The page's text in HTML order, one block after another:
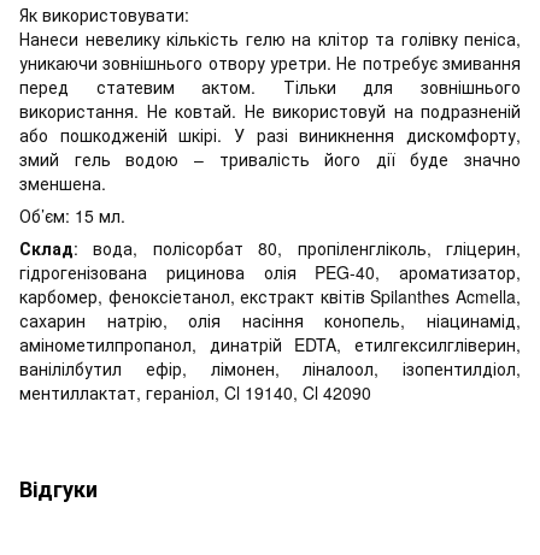
Як використовувати:
Нанеси невелику кількість гелю на клітор та голівку пеніса,
уникаючи зовнішнього отвору уретри. Не потребує змивання
перед статевим актом. Тільки для зовнішнього
використання. Не ковтай. Не використовуй на подразненій
або пошкодженій шкірі. У разі виникнення дискомфорту,
змий гель водою – тривалість його дії буде значно
зменшена.
Об’єм: 15 мл.
Склад: вода, полісорбат 80, пропіленгліколь, гліцерин,
гідрогенізована рицинова олія PEG-40, ароматизатор,
карбомер, феноксіетанол, екстракт квітів Spilanthes Acmella,
сахарин натрію, олія насіння конопель, ніацинамід,
амінометилпропанол, динатрій EDTA, етилгексилгліверин,
ванілілбутил ефір, лімонен, ліналоол, ізопентилдіол,
ментиллактат, гераніол, Cl 19140, Cl 42090
Відгуки